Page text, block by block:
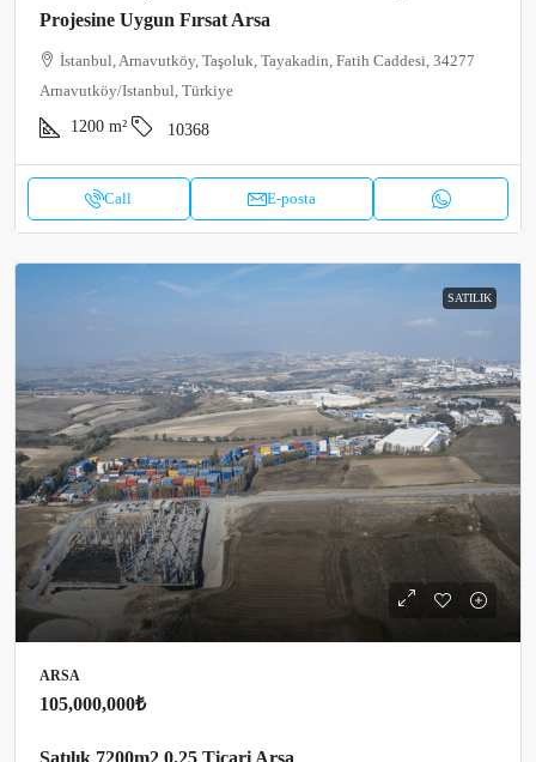
Projesine Uygun Fırsat Arsa
İstanbul, Arnavutköy, Taşoluk, Tayakadin, Fatih Caddesi, 34277
Arnavutköy/Istanbul, Türkiye
1200 m² 10368
Call E-posta
SATILIK
ARSA
105,000,000₺
Satılık 7200m2 0.25 Ticari Arsa